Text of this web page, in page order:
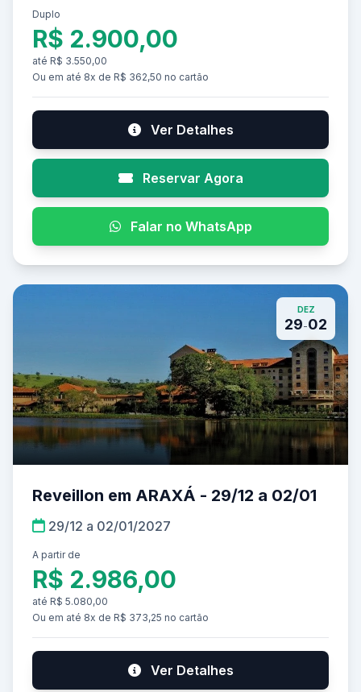
Duplo
R$ 2.900,00
até R$ 3.550,00
Ou em até 8x de R$ 362,50 no cartão
Ver Detalhes
Reservar Agora
Falar no WhatsApp
DEZ
29-02
Reveillon em ARAXÁ - 29/12 a 02/01
29/12 a 02/01/2027
A partir de
R$ 2.986,00
até R$ 5.080,00
Ou em até 8x de R$ 373,25 no cartão
Ver Detalhes